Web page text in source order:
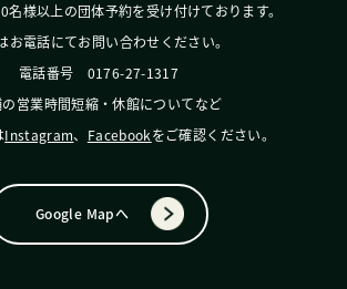
名様以上の団体予約を受け付けております。
お電話にてお問い合わせください。
電話番号 0176-27-1317
の営業時間短縮・休館についてなど
Instagram、 Facebookをご確認ください。
Google Mapへ